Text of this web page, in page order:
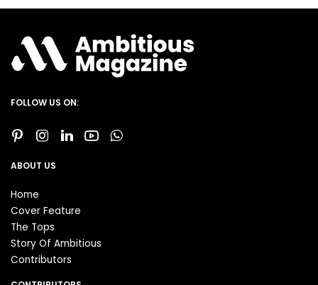
FOLLOW US ON:
ABOUT US
Home
Cover Feature
The Tops
Story Of Ambitious
Contributors